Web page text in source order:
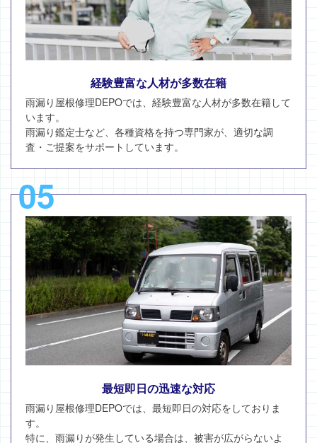
経験豊富な人材が多数在籍
雨漏り屋根修理DEPOでは、経験豊富な人材が多数在籍して
います。
雨漏り鑑定士など、各種資格を持つ専門家が、適切な調
査・ご提案をサポートしています。
05
最短即日の迅速な対応
雨漏り屋根修理DEPOでは、最短即日の対応をしておりま
す。
特に、雨漏りが発生している場合は、被害が広がらないよ